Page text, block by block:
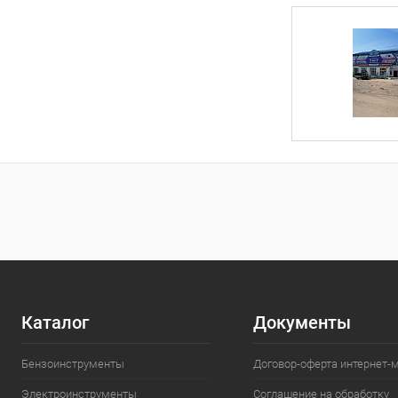
Каталог
Бензоинструменты
Электроинструменты
Документы
Договор-оферта интернет-
Соглашение на обработку